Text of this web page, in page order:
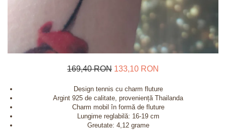
169,40 RON 133,10 RON
Design tennis cu charm fluture
Argint 925 de calitate, proveniență Thailanda
Charm mobil în formă de fluture
Lungime reglabilă: 16-19 cm
Greutate: 4,12 grame